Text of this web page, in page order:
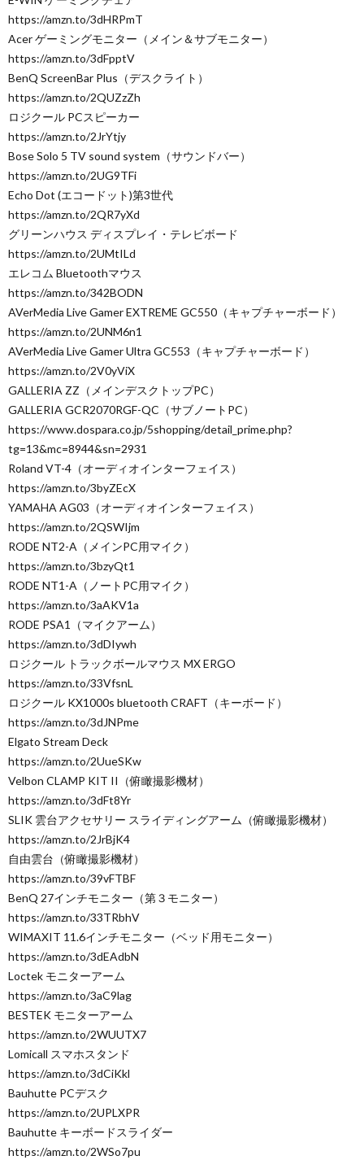
https://amzn.to/3dHRPmT
Acer ゲーミングモニター（メイン＆サブモニター）
https://amzn.to/3dFpptV
BenQ ScreenBar Plus（デスクライト）
https://amzn.to/2QUZzZh
ロジクール PCスピーカー
https://amzn.to/2JrYtjy
Bose Solo 5 TV sound system（サウンドバー）
https://amzn.to/2UG9TFi
Echo Dot (エコードット)第3世代
https://amzn.to/2QR7yXd
グリーンハウス ディスプレイ・テレビボード
https://amzn.to/2UMtILd
エレコム Bluetoothマウス
https://amzn.to/342BODN
AVerMedia Live Gamer EXTREME GC550（キャプチャーボード）
https://amzn.to/2UNM6n1
AVerMedia Live Gamer Ultra GC553（キャプチャーボード）
https://amzn.to/2V0yViX
GALLERIA ZZ（メインデスクトップPC）
GALLERIA GCR2070RGF-QC（サブノートPC）
https://www.dospara.co.jp/5shopping/detail_prime.php?
tg=13&mc=8944&sn=2931
Roland VT-4（オーディオインターフェイス）
https://amzn.to/3byZEcX
YAMAHA AG03（オーディオインターフェイス）
https://amzn.to/2QSWIjm
RODE NT2-A（メインPC用マイク）
https://amzn.to/3bzyQt1
RODE NT1-A（ノートPC用マイク）
https://amzn.to/3aAKV1a
RODE PSA1（マイクアーム）
https://amzn.to/3dDIywh
ロジクール トラックボールマウス MX ERGO
https://amzn.to/33VfsnL
ロジクール KX1000s bluetooth CRAFT（キーボード）
https://amzn.to/3dJNPme
Elgato Stream Deck
https://amzn.to/2UueSKw
Velbon CLAMP KIT II（俯瞰撮影機材）
https://amzn.to/3dFt8Yr
SLIK 雲台アクセサリー スライディングアーム（俯瞰撮影機材）
https://amzn.to/2JrBjK4
自由雲台（俯瞰撮影機材）
https://amzn.to/39vFTBF
BenQ 27インチモニター（第３モニター）
https://amzn.to/33TRbhV
WIMAXIT 11.6インチモニター（ベッド用モニター）
https://amzn.to/3dEAdbN
Loctek モニターアーム
https://amzn.to/3aC9lag
BESTEK モニターアーム
https://amzn.to/2WUUTX7
Lomicall スマホスタンド
https://amzn.to/3dCiKkl
Bauhutte PCデスク
https://amzn.to/2UPLXPR
Bauhutte キーボードスライダー
https://amzn.to/2WSo7pu